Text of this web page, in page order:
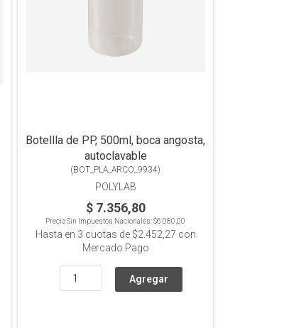
Botellla de PP, 500ml, boca angosta,
autoclavable
(BOT_PLA_ARCO_9934)
POLYLAB
$ 7.356,80
Precio Sin Impuestos Nacionales:$6.080,00
Hasta en 3 cuotas de $2.452,27 con
Mercado Pago